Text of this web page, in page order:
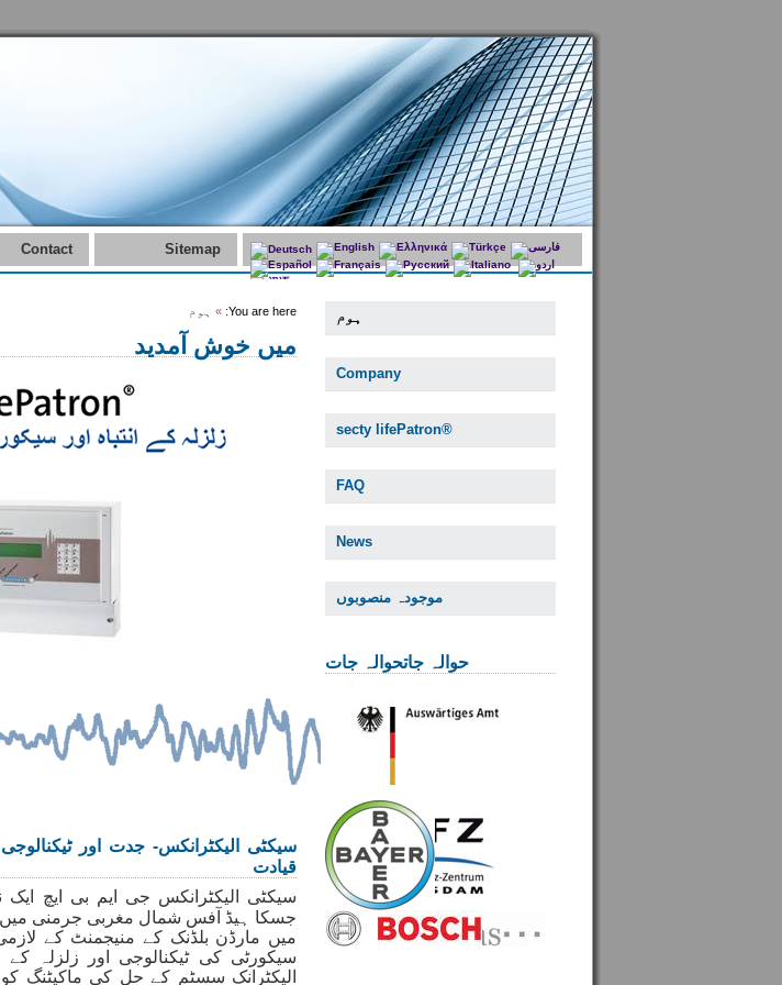
Contact Sitemap
ہوم
Company
secty lifePatron®
FAQ
News
موجودہ منصوبوں
حوالہ جاتحوالہ جات
You are here:
» ہوم
میں خوش آمدید
سیکٹی الیکٹرانکس- جدت اور
قیادت
سیکٹی الیکٹرانکس جی ایم بی ایچ ایک
جسکا ہیڈ آفس شمال مغربی جرمنی
میں مارڈن بلڈنک کے منیجمنٹ کے
سیکورٹی کی ٹیکنالوجی اور زلزلہ کے
الیکٹرانک سسٹم کے حل کی ماکیٹنگ